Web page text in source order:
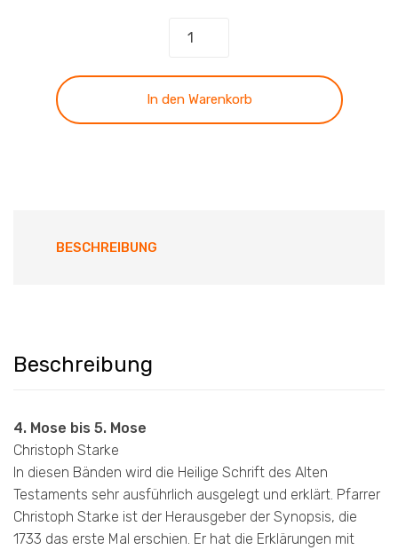
-
Band
In den Warenkorb
BESCHREIBUNG
Beschreibung
4. Mose bis 5. Mose
Christoph Starke
In diesen Bänden wird die Heilige Schrift des Alten
Testaments sehr ausführlich ausgelegt und erklärt. Pfarrer
Christoph Starke ist der Herausgeber der Synopsis, die
1733 das erste Mal erschien. Er hat die Erklärungen mit